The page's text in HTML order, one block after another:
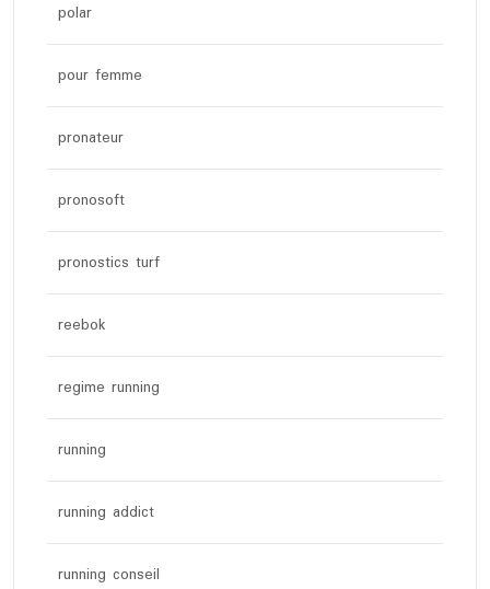
polar
pour femme
pronateur
pronosoft
pronostics turf
reebok
regime running
running
running addict
running conseil